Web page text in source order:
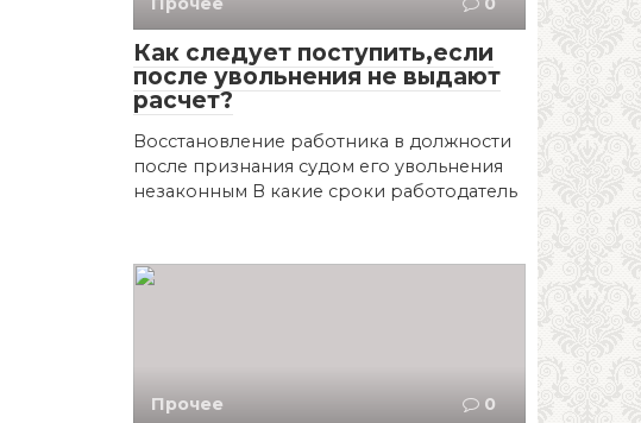
Как следует поступить,если
после увольнения не выдают
расчет?
Восстановление работника в должности
после признания судом его увольнения
незаконным В какие сроки работодатель
Прочее 0